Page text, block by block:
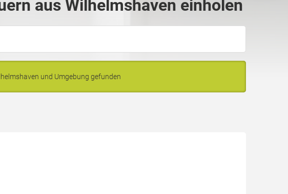
aus Wilhelmshaven einholen
und Umgebung gefunden